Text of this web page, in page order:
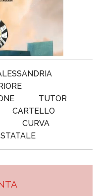
TUTOR
CARTELLO
CURVA